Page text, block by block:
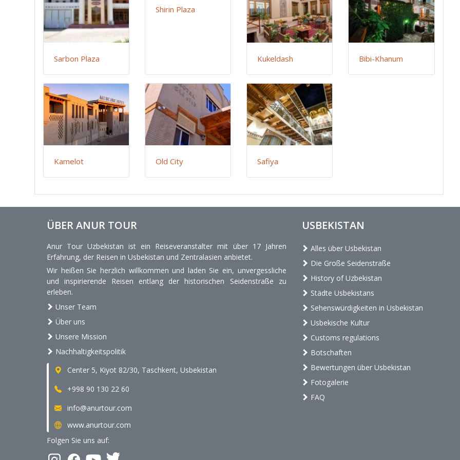
Sarbon Plaza
Shirin Plaza
Kukeldash Bibi-Khanum
Kamelot Old City Safiya
ÜBER ANUR TOUR
Anur Tour Uzbekistan ist ein Reiseveranstalter mit über 17 Jahren
Erfahrung, der Reisen in Usbekistan und Zentralasien anbietet.
Wir heißen Sie herzlich willkommen und laden Sie ein, unvergessliche
und inspirierende Reisen entlang der historischen Seidenstraße zu
erleben.
Unser Team
Über uns
Unsere Mission
Nachhaltigkeitspolitik
Center 5, Kiyot 82/30, Taschkent, Usbekistan
+998 90 130 22 60
info@anurtour.com
www.anurtour.com
Folgen Sie uns auf:
USBEKISTAN
Alles über Usbekistan
Die Große Seidenstraße
History of Uzbekistan
Städte Usbekistans
Sehenswürdigkeiten in Usbekistan
Usbekische Kultur
Customs regulations
Botschaften
Bewertungen über Usbekistan
Fotogalerie
FAQ